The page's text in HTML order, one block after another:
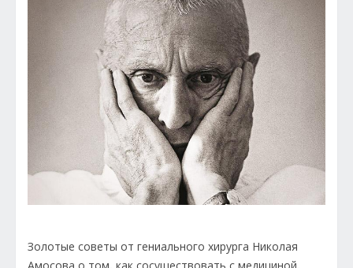
Золотые советы от гениального хирурга Николая
Амосова о том, как сосуществовать с медициной,